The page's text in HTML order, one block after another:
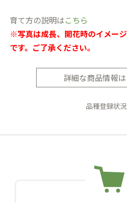
育て方の説明はこちら
※写真は成長、開花時のイメー
です。ご了承ください。
詳細な商品情報
品種登録状